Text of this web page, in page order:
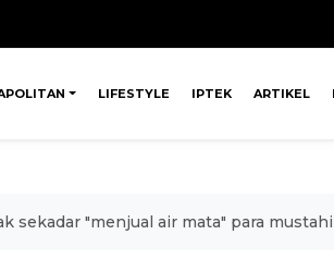
LIFESTYLE IPTEK ARTIKEL
sekadar "menjual air mata" para